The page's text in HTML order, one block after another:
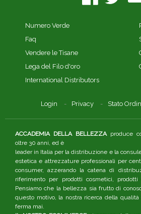
Numero Verde
Faq
Vendere le Tisane
Lega del Filo d'oro
International Distributors
Login Privacy Stato
ACCADEMIA DELLA BELLEZZAproduce
oltre 30 anni, ed è
leader in Italia per la distribuzione e la
estetica e attrezzature professionali per
consumer, azzerando la catena di
riferimento per prodotti cosmetici, prodotti
Pensiamo che la bellezza sia frutto di
questo motivo, la nostra ricerca della
ferma mai.